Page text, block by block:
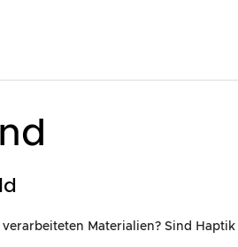
Materialien? Sind